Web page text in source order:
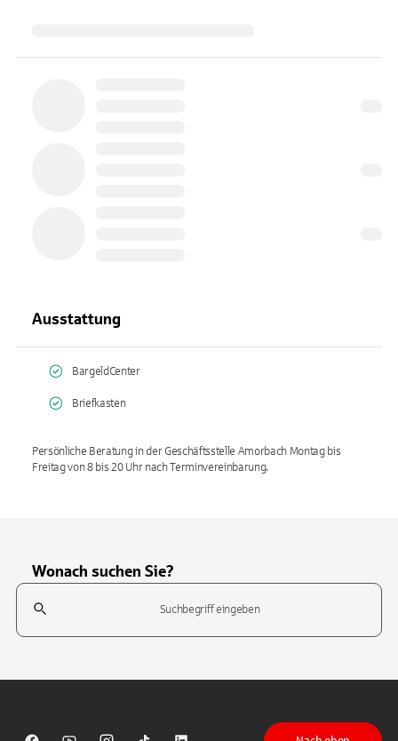
Ausstattung
BargeldCenter
Briefkasten
Persönliche Beratung in der Geschäftsstelle Amorbach Montag bis
Freitag von 8 bis 20 Uhr nach Terminvereinbarung.
Wonach suchen Sie?
Suchfeld